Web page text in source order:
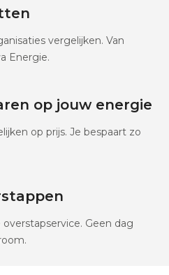
vergelijken. Van
Energie.
op jouw energie
op prijs. Je bespaart zo
Geen dag